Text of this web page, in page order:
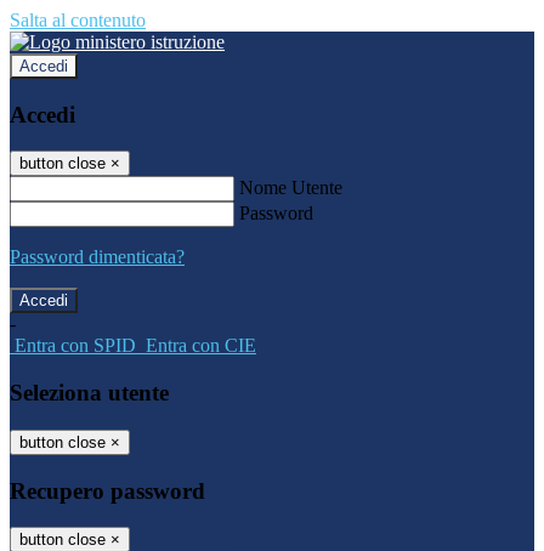
Salta al contenuto
Accedi
Accedi
button close ×
Nome Utente
Password
Password dimenticata?
-
Entra con SPID Entra con CIE
Seleziona utente
button close ×
Recupero password
button close ×